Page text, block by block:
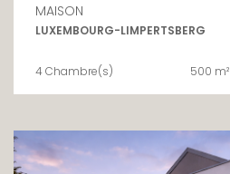
MAISON
LUXEMBOURG-LIMPERTSBERG
4 Chambre(s) 500 m²